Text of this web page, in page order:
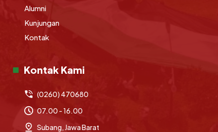
Alumni
Kunjungan
Kontak
Kontak Kami
(0260) 470680
07.00 - 16.00
Subang, Jawa Barat